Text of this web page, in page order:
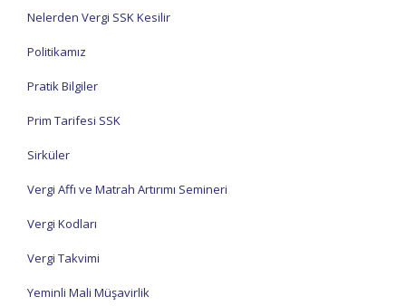
Nelerden Vergi SSK Kesilir
Politikamız
Pratik Bilgiler
Prim Tarifesi SSK
Sirküler
Vergi Affı ve Matrah Artırımı Semineri
Vergi Kodları
Vergi Takvimi
Yeminli Mali Müşavirlik